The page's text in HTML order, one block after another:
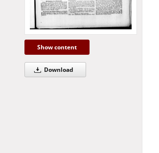
Show content
Download